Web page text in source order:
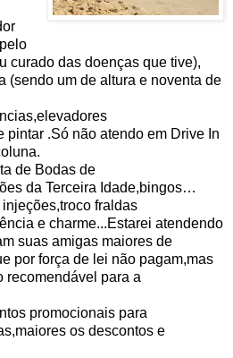
curado das doenças que tive),
(sendo um de altura e noventa de
pintar .Só não atendo em Drive In
de Bodas de
da Terceira Idade,bingos…
fraldas
e charme...Estarei atendendo
suas amigas maiores de
por força de lei não pagam,mas
recomendável para a
promocionais para
os descontos e